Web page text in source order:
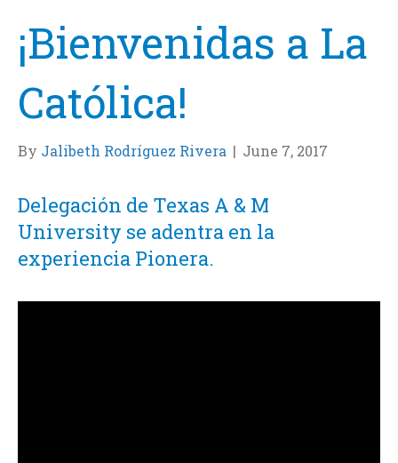
¡Bienvenidas a La
Católica!
By Jalibeth Rodríguez Rivera | June 7, 2017
Delegación de Texas A & M
University se adentra en la
experiencia Pionera.